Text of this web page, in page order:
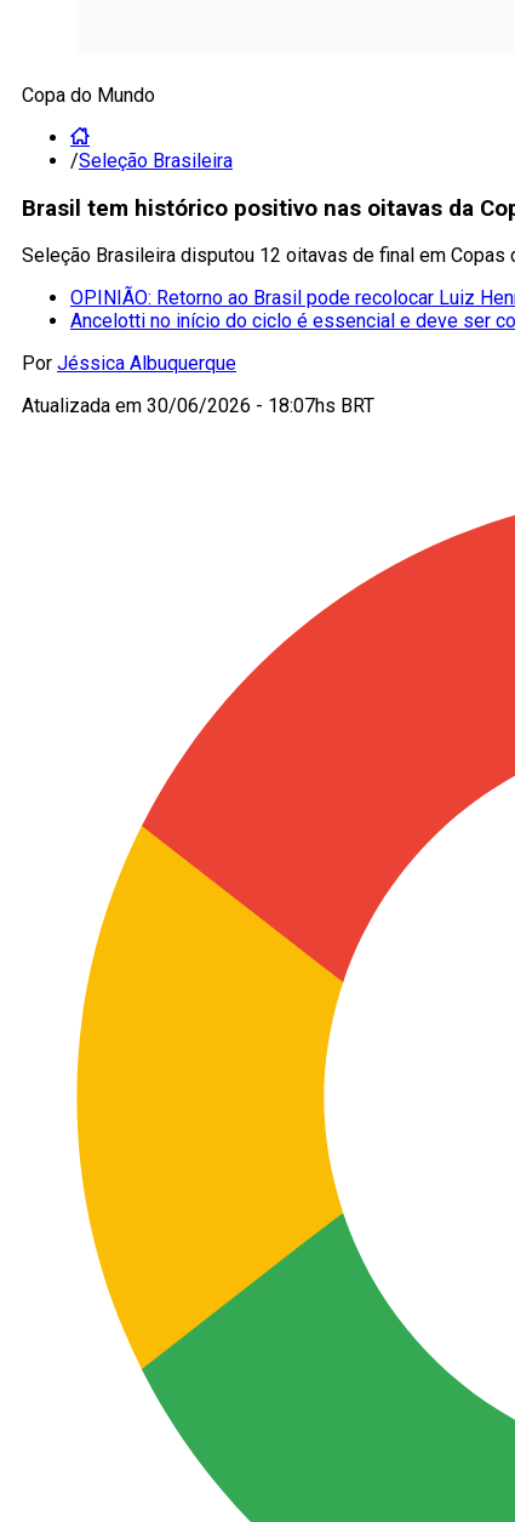
Copa do Mundo
/Seleção Brasileira
Brasil tem histórico positivo nas oitavas da
Seleção Brasileira disputou 12 oitavas de final em Copas
OPINIÃO: Retorno ao Brasil pode recolocar Luiz
Ancelotti no início do ciclo é essencial e deve ser
Por Jéssica Albuquerque
Atualizada em 30/06/2026 - 18:07hs BRT